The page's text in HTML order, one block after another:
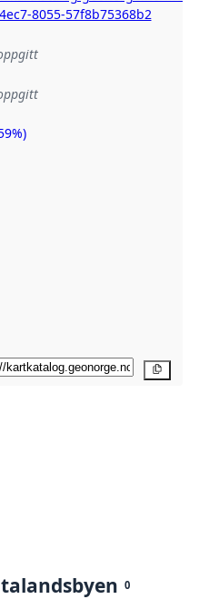
8055-57f8b75368b2
0